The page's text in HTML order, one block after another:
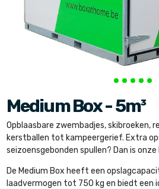
Medium Box - 5m³
Opblaasbare zwembadjes, skibroeken,
kerstballen tot kampeergerief. Extra
seizoensgebonden spullen? Dan is
De Medium Box heeft een
laadvermogen tot 750 kg en biedt een